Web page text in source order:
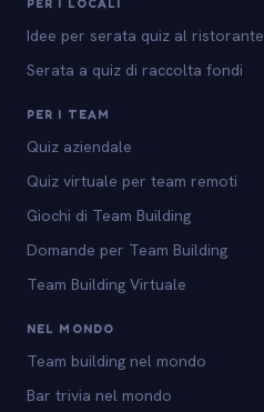
PER I LOCALI
Idee per serata quiz al ristorante
Serata a quiz di raccolta fondi
PER I TEAM
Quiz aziendale
Quiz virtuale per team remoti
Giochi di Team Building
Domande per Team Building
Team Building Virtuale
NEL MONDO
Team building nel mondo
Bar trivia nel mondo